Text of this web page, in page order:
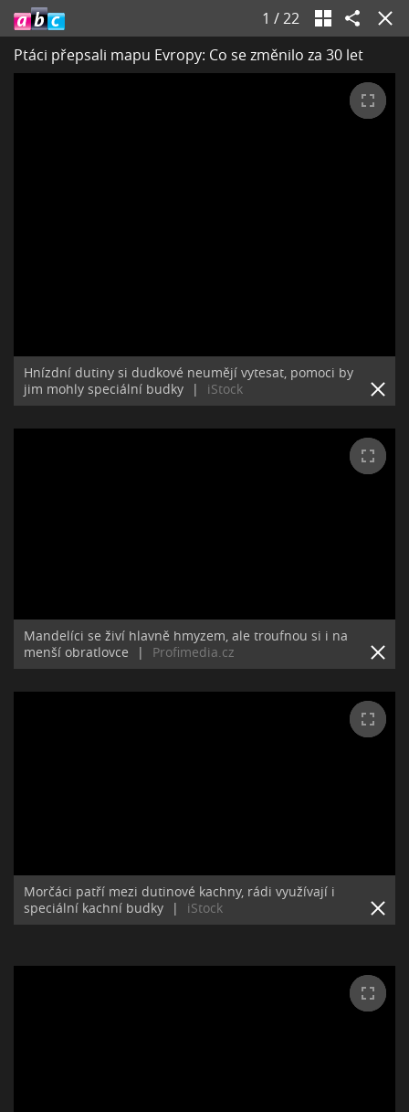
1 /22
Ptáci přepsali mapu Evropy: Co se změnilo za 30 let
Hnízdní dutiny si dudkové neumějí vytesat, pomoci by
jim mohly speciální budky
| iStock
Mandelíci se živí hlavně hmyzem, ale troufnou si i na
menší obratlovce
| Profimedia.cz
Morčáci patří mezi dutinové kachny, rádi využívají i
speciální kachní budky
| iStock